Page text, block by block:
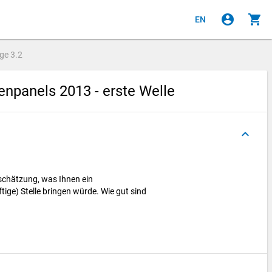
EN account_circle shopping_cart
3.2
2013 - erste Welle
keyboard_arrow_up
was Ihnen ein
Stelle bringen würde. Wie gut sind